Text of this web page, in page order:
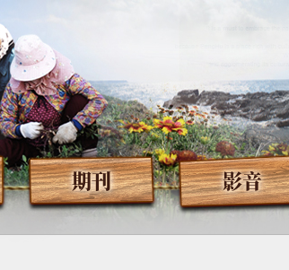
期刊 影音